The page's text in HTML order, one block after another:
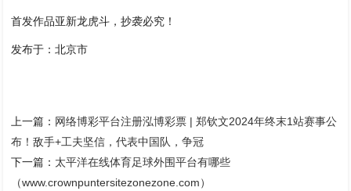
首发作品亚新龙虎斗，抄袭必究！
发布于：北京市
上一篇： 网络博彩平台注册泓博彩票 | 郑钦文2024年终末1站赛事公
布！敌手+工夫坚信，代表中国队，争冠
下一篇： 太平洋在线体育足球外围平台有哪些
（www.crownpuntersitezonezone.com）